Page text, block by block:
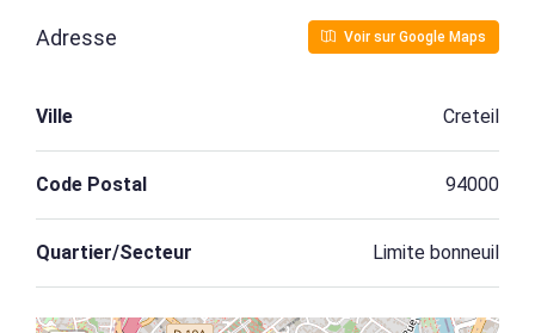
Adresse Voir sur Google Maps
Ville Creteil
Code Postal 94000
Quartier/Secteur Limite bonneuil